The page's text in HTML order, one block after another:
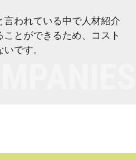
われている中で人材紹介
とができるため、コスト
です。